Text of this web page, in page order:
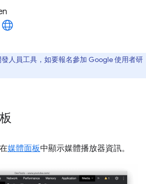
人員工具，如要報名參加 Google 使用者研
媒體面板中顯示媒體播放器資訊。